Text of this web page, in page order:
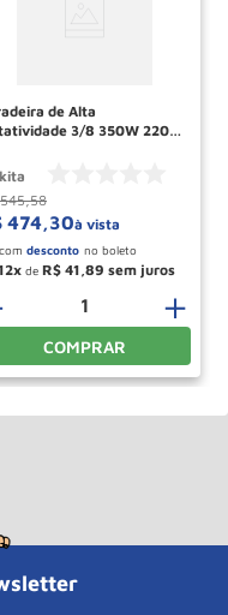
de Alta
3/8 350W 220V
545,58
474,30à vista
de R$ 41 89
＋
COMPRAR